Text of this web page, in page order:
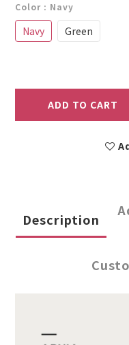
Color : Navy
Navy Green
ADD TO CART
Description